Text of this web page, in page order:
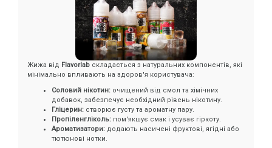
Жижа від Flavorlab складається з натуральних компонентів, які
мінімально впливають на здоров'я користувача:
Соловий нікотин: очищений від смол та хімічних
добавок, забезпечує необхідний рівень нікотину.
Гліцерин: створює густу та ароматну пару.
Пропіленгліколь: пом'якшує смак і усуває гіркоту.
Ароматизатори: додають насичені фруктові, ягідні або
тютюнові нотки.